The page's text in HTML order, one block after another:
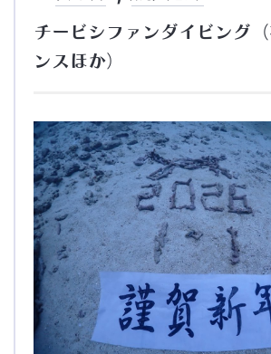
チービシファンダイビング
ンスほか）